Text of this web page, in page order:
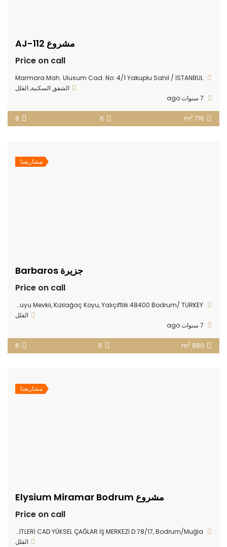
مشروع AJ-112
Price on call
Marmara Mah. Ulusum Cad. No: 4/1 Yakuplu Sahil / İSTANBUL
الشقق السكنية,الفلل
716 m
2
6
8
مشاريعنا
جزيرة Barbaros
Price on call
Bodrum Gerenkuyu Mevkii, Kızılağaç Koyu, Yalıçiftlik 48400 Bodrum/ TURKEY
الفلل
880 m
2
5
6
مشاريعنا
مشروع Elysium Miramar Bodrum
Price on call
Yokuşbaşı Mahallesi, KIBRIS ŞEHİTLERİ CAD YÜKSEL ÇAĞLAR İŞ MERKEZİ D:78/17, Bodrum/Muğla
الفلل